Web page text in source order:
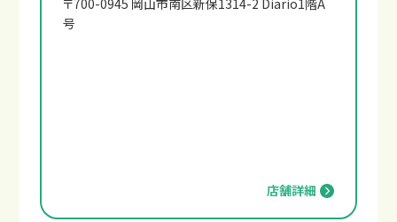
〒700-0945 岡山市南区新保1314-2 Diario1階A
号
店舗詳細